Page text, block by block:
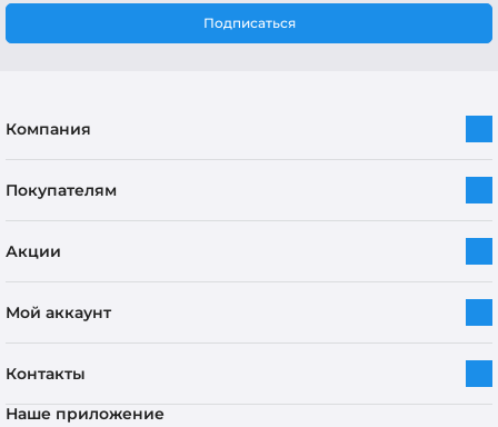
Подписаться
Компания
Покупателям
Акции
Мой аккаунт
Контакты
Наше приложение